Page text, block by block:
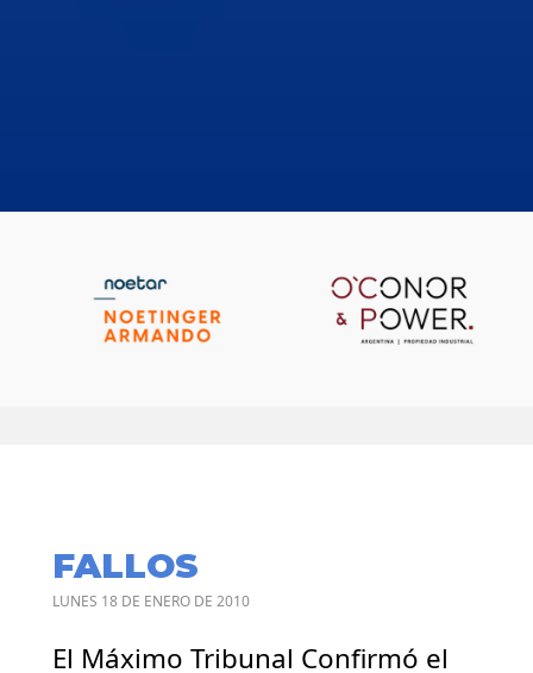
FALLOS
LUNES 18 DE ENERO DE 2010
El Máximo Tribunal Confirmó el